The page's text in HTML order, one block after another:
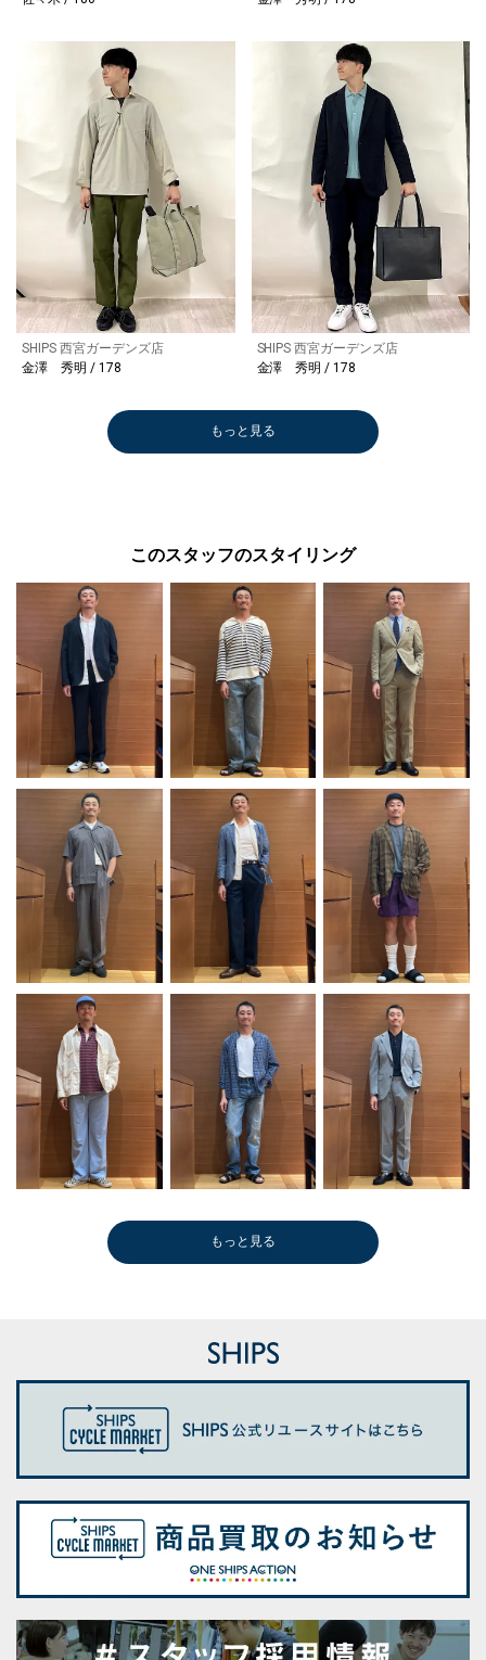
SHIPS 西宮ガーデンズ店
金澤 秀明 / 178
SHIPS 西宮ガーデンズ店
金澤 秀明 / 178
もっと見る
このスタッフのスタイリング
もっと見る